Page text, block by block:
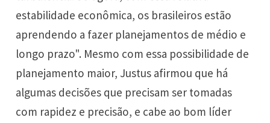
estabilidade econômica, os brasileiros estão
aprendendo a fazer planejamentos de médio e
longo prazo". Mesmo com essa possibilidade de
planejamento maior, Justus afirmou que há
algumas decisões que precisam ser tomadas
com rapidez e precisão, e cabe ao bom líder